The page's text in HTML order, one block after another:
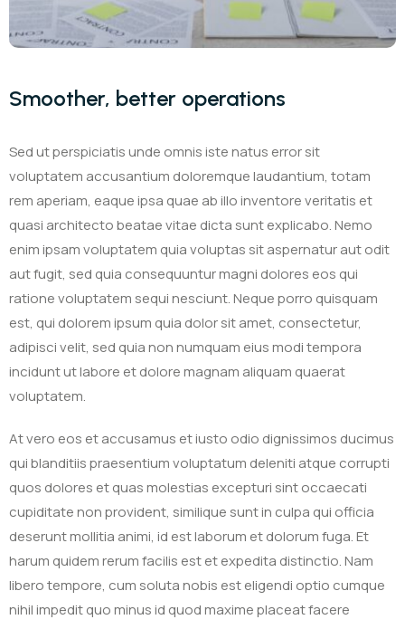
Smoother, better operations
Sed ut perspiciatis unde omnis iste natus error sit
voluptatem accusantium doloremque laudantium, totam
rem aperiam, eaque ipsa quae ab illo inventore veritatis et
quasi architecto beatae vitae dicta sunt explicabo. Nemo
enim ipsam voluptatem quia voluptas sit aspernatur aut odit
aut fugit, sed quia consequuntur magni dolores eos qui
ratione voluptatem sequi nesciunt. Neque porro quisquam
est, qui dolorem ipsum quia dolor sit amet, consectetur,
adipisci velit, sed quia non numquam eius modi tempora
incidunt ut labore et dolore magnam aliquam quaerat
voluptatem.
At vero eos et accusamus et iusto odio dignissimos ducimus
qui blanditiis praesentium voluptatum deleniti atque corrupti
quos dolores et quas molestias excepturi sint occaecati
cupiditate non provident, similique sunt in culpa qui officia
deserunt mollitia animi, id est laborum et dolorum fuga. Et
harum quidem rerum facilis est et expedita distinctio. Nam
libero tempore, cum soluta nobis est eligendi optio cumque
nihil impedit quo minus id quod maxime placeat facere